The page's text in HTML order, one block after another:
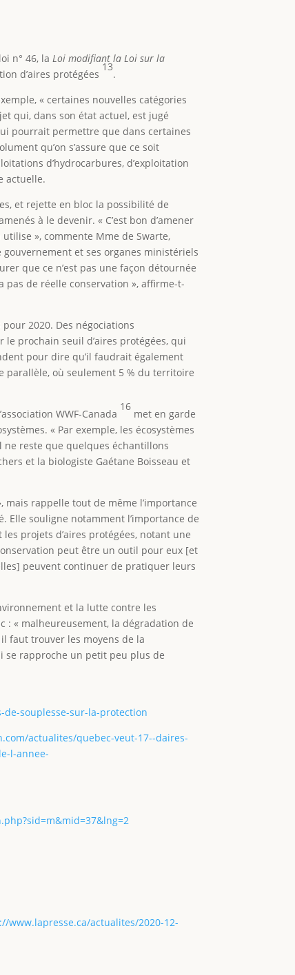
n° 46, laLoi modifiant laLoi sur la
d’aires protégées
13
.
« certaines nouvelles catégories
qui, dans son état actuel, est jugé
pourrait permettre que dans certaines
qu’on s’assure que ce soit
d’hydrocarbures, d’exploitation
actuelle.
et rejette en bloc la possibilité de
à le devenir. « C’est bon d’amener
», commente Mme de Swarte,
et ses organes ministériels
que ce n’est pas une façon détournée
pas de réelle conservation », affirme-t-
2020. Des négociations
prochain seuil d’aires protégées, qui
pour dire qu’il faudrait également
parallèle, où seulement 5 % du territoire
WWF-Canada
16
met en garde
« Par exemple, les écosystèmes
reste que quelques échantillons
et la biologiste Gaétane Boisseau et
mais rappelle tout de même l’importance
Elle souligne notamment l’importance de
projets d’aires protégées, notant une
peut être un outil pour eux [et
peuvent continuer de pratiquer leurs
et la lutte contre les
: « malheureusement, la dégradation de
faut trouver les moyens de la
se rapproche un petit peu plus de
souplesse-sur-la-protection
actualites/quebec-veut-17--daires-
l-annee-
www.lapresse.ca/actualites/2020-12-